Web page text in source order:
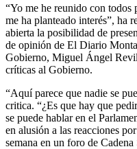
“Yo me he reunido con todos
me ha planteado interés”, ha
abierta la posibilidad de
de opinión de El Diario
Gobierno, Miguel Ángel
críticas al Gobierno.
“Aquí parece que nadie se
critica. “¿Es que hay que
se puede hablar en el
en alusión a las reacciones
semana en un foro de Cadena